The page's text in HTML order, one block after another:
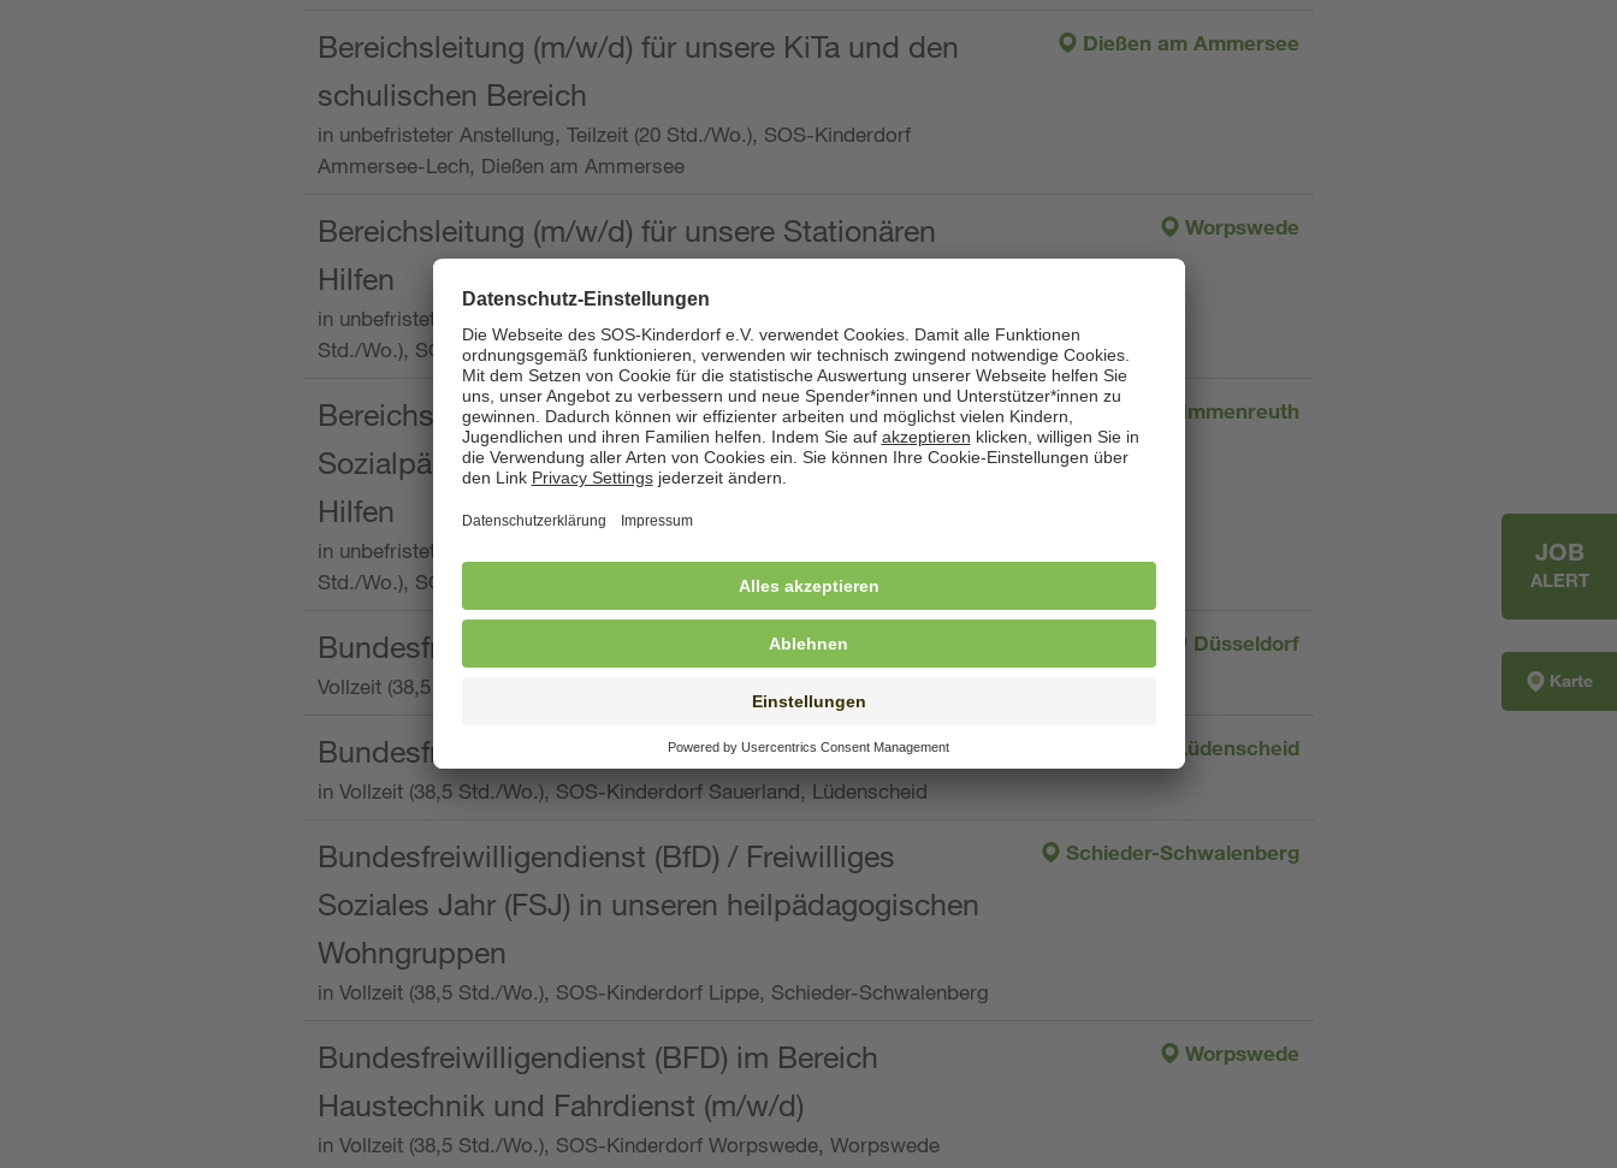
Bereichsleitung (m/w/d) für unsere KiTa und den
schulischen Bereich
in unbefristeter Anstellung, Teilzeit (20 Std./Wo.), SOS-Kinderdorf
Ammersee-Lech, Dießen am Ammersee
Dießen am Ammersee
Bereichsleitung (m/w/d) für unsere Stationären
Hilfen
in unbefristeter Anstellung, Vollzeit oder Teilzeit (mind. 30 - max. 38,5
Std./Wo.), SOS-Kinderdorf Worpswede,
Worpswede
Bereichsleitung mit der Qualifikation als
Sozialpädagogin (m/w/d) und die Ambulanten
Hilfen
in unbefristeter Anstellung, Vollzeit oder Teilzeit (min. 34 bis max. 38,5
Std./Wo.), SOS-Kinderdorf Oberpfalz, Immenreuth
Immenreuth
Bundesfreiwilligendienst
Vollzeit (38,5 Stunden pro Woche), SOS-Kinderdorf Düsseldorf
Düsseldorf
Bundesfreiwilligendienst
in Vollzeit (38,5 Std./Wo.), SOS-Kinderdorf Sauerland, Lüdenscheid
Lüdenscheid
Bundesfreiwilligendienst (BfD) / Freiwilliges
Soziales Jahr (FSJ) in unseren heilpädagogischen
Wohngruppen
in Vollzeit (38,5 Std./Wo.), SOS-Kinderdorf Lippe, Schieder-Schwalenberg
Schieder-Schwalenberg
Bundesfreiwilligendienst (BFD) im Bereich
Haustechnik und Fahrdienst (m/w/d)
in Vollzeit (38,5 Std./Wo.), SOS-Kinderdorf Worpswede, Worpswede
Worpswede
JOB
ALERT
Karte